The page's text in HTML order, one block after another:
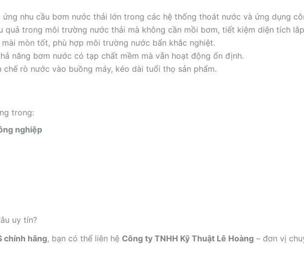
ứng nhu cầu bơm nước thải lớn trong các hệ thống thoát nước và ứng dụng
quả trong môi trường nước thải mà không cần mồi bơm, tiết kiệm diện tích
mòn tốt, phù hợp môi trường nước bẩn khắc nghiệt.
năng bơm nước có tạp chất mềm mà vẫn hoạt động ổn định.
rò nước vào buồng máy, kéo dài tuổi thọ sản phẩm.
trong:
nghiệp
uy tín?
chính hãng, bạn có thể liên hệ Công ty TNHH Kỹ Thuật Lê Hoàng – đơn vị